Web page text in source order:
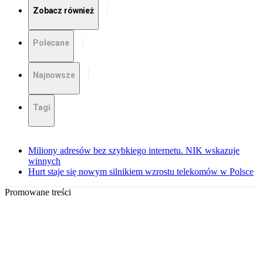
Zobacz również
Polecane
Najnowsze
Tagi
Miliony adresów bez szybkiego internetu. NIK wskazuje
winnych
Hurt staje się nowym silnikiem wzrostu telekomów w Polsce
Promowane treści